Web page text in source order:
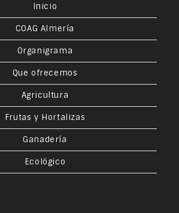
Inicio
COAG Almería
Organigrama
Que ofrecemos
Agricultura
Frutas y Hortalizas
Ganadería
Ecológico